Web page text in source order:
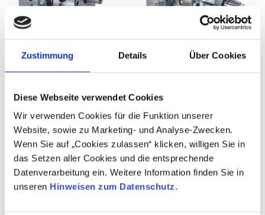
Zustimmung Details Über Cookies
Diese Webseite verwendet Cookies
Wir verwenden Cookies für die Funktion unserer
Website, sowie zu Marketing- und Analyse-Zwecken.
Wenn Sie auf „Cookies zulassen“ klicken, willigen Sie in
das Setzen aller Cookies und die entsprechende
Datenverarbeitung ein. Weitere Information finden Sie in
unseren Hinweisen zum Datenschutz.
Ausschalt­getriebe Wende­getriebe
Edelstahl­getriebe
Hochleistungs­